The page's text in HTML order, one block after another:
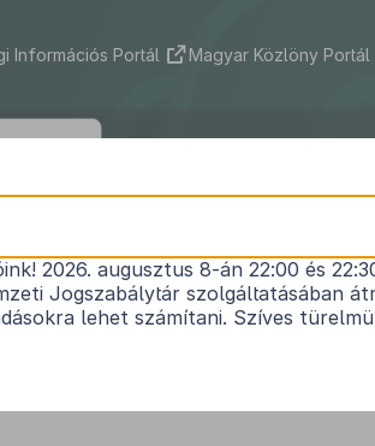
Információs Portál Magyar Közlöny Portál
27/1993. (IV. 29.) AB
2026. augusztus 8-án 22:00 és
Jogszabálytár szolgáltatásában
lehet számítani. Szíves